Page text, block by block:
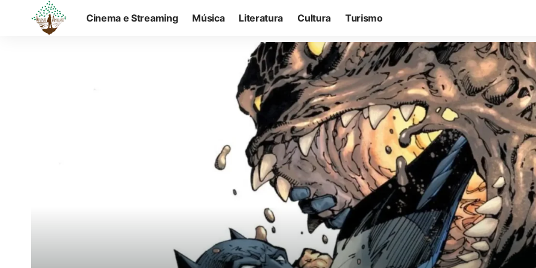
Cinema e Streaming Música Literatura Cultura Turismo